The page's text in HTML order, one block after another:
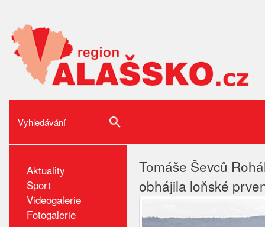
Aktuality
Sport
Videogalerie
Fotogalerie
Tomáše Ševců
obhájila loňské